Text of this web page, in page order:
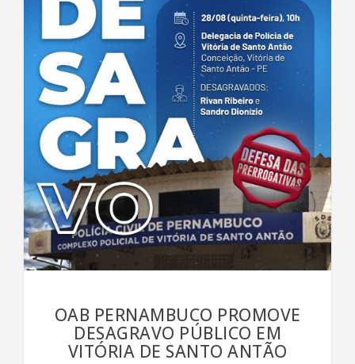
OAB PERNAMBUCO PROMOVE
DESAGRAVO PÚBLICO EM
VITÓRIA DE SANTO ANTÃO